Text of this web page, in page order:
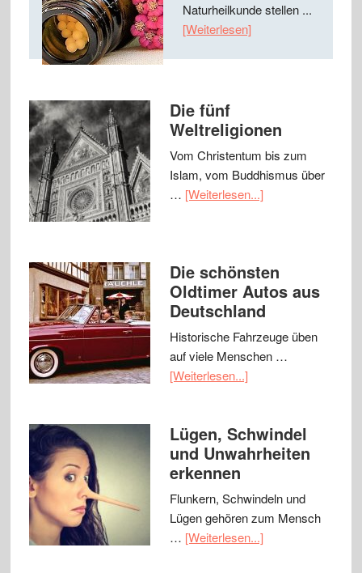
Naturheilkunde stellen ...
[Weiterlesen]
Die fünf
Weltreligionen
Vom Christentum bis zum
Islam, vom Buddhismus über
… [Weiterlesen...]
Die schönsten
Oldtimer Autos aus
Deutschland
Historische Fahrzeuge üben
auf viele Menschen …
[Weiterlesen...]
Lügen, Schwindel
und Unwahrheiten
erkennen
Flunkern, Schwindeln und
Lügen gehören zum Mensch
… [Weiterlesen...]